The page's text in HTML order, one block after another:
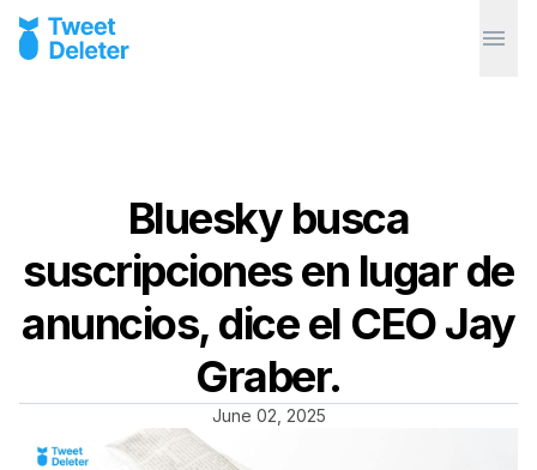
Bluesky busca
suscripciones en lugar de
anuncios, dice el CEO Jay
Graber.
June 02, 2025